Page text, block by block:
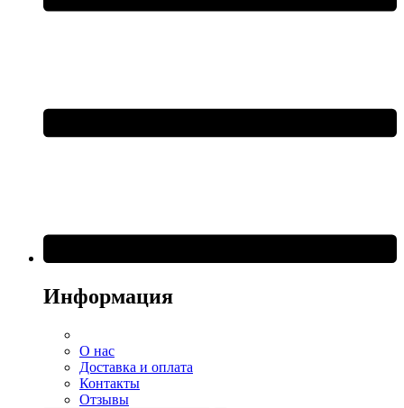
Информация
О нас
Доставка и оплата
Контакты
Отзывы